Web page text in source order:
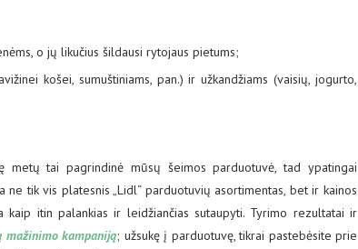
o jų likučius šildausi rytojaus pietums;
košei, sumuštiniams, pan.) ir užkandžiams (vaisių, jogurto,
tai pagrindinė mūsų šeimos parduotuvė, tad ypatingai
tik vis platesnis „Lidl“ parduotuvių asortimentas, bet ir kainos
itin palankias ir leidžiančias sutaupyti. Tyrimo rezultatai ir
mažinimo kampaniją; užsukę į parduotuvę, tikrai pastebėsite prie